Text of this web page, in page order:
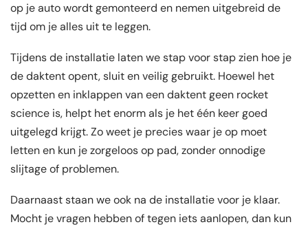
op je auto wordt gemonteerd en nemen uitgebreid de
tijd om je alles uit te leggen.
Tijdens de installatie laten we stap voor stap zien hoe je
de daktent opent, sluit en veilig gebruikt. Hoewel het
opzetten en inklappen van een daktent geen rocket
science is, helpt het enorm als je het één keer goed
uitgelegd krijgt. Zo weet je precies waar je op moet
letten en kun je zorgeloos op pad, zonder onnodige
slijtage of problemen.
Daarnaast staan we ook na de installatie voor je klaar.
Mocht je vragen hebben of tegen iets aanlopen, dan kun